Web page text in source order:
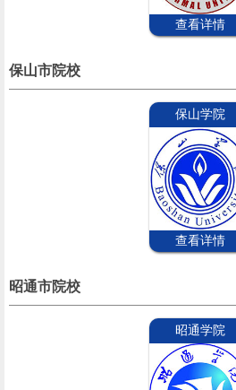
查看详情
保山市院校
保山学院
查看详情
昭通市院校
昭通学院